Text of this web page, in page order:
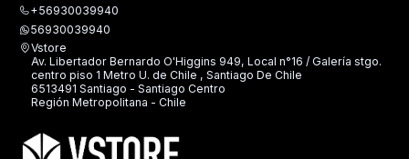
+56930039940
56930039940
Vstore
Av. Libertador Bernardo O'Higgins 949, Local n°16 / Galería stgo.
centro piso 1 Metro U. de Chile , Santiago De Chile
6513491 Santiago - Santiago Centro
Región Metropolitana - Chile